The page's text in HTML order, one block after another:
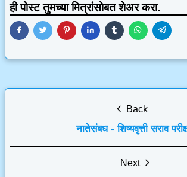
ही पोस्ट तुमच्या मित्रांसोबत शेअर करा.
Back
नातेसंबध - शिष्यवृत्ती सराव
Next